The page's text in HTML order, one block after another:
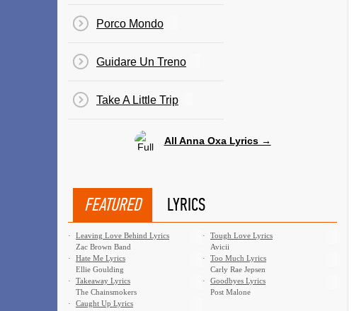
Porco Mondo
Guidare Un Treno
Take A Little Trip
All Anna Oxa Lyrics →
FEATURED LYRICS
·
Leaving Love Behind Lyrics
Zac Brown Band
·
Tough Love Lyrics
Avicii
·
Hate Me Lyrics
Ellie Goulding
·
Too Much Lyrics
Carly Rae Jepsen
·
Takeaway Lyrics
The Chainsmokers
·
Goodbyes Lyrics
Post Malone
·
Caught Up Lyrics